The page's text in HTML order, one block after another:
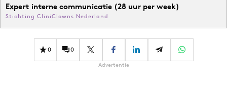
Expert interne communicatie (28 uur per week)
Stichting CliniClowns Nederland
0 0
Advertentie